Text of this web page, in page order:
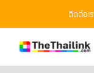
ติดต่อเ